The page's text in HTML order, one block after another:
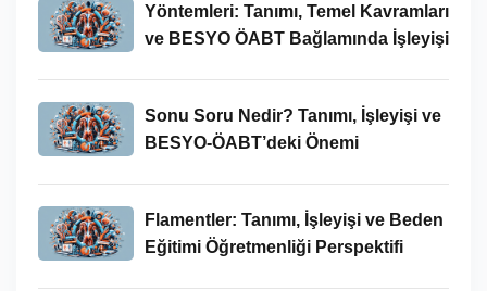
Yöntemleri: Tanımı, Temel Kavramları
ve BESYO ÖABT Bağlamında İşleyişi
Sonu Soru Nedir? Tanımı, İşleyişi ve
BESYO-ÖABT’deki Önemi
Flamentler: Tanımı, İşleyişi ve Beden
Eğitimi Öğretmenliği Perspektifi